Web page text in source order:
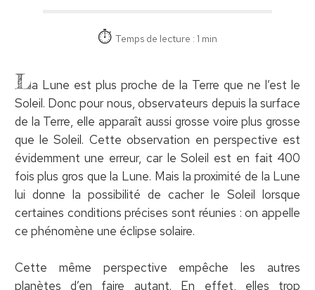
Temps de lecture : 1 min
La Lune est plus proche de la Terre que ne l’est le
Soleil. Donc pour nous, observateurs depuis la surface
de la Terre, elle apparaît aussi grosse voire plus grosse
que le Soleil. Cette observation en perspective est
évidemment une erreur, car le Soleil est en fait 400
fois plus gros que la Lune. Mais la proximité de la Lune
lui donne la possibilité de cacher le Soleil lorsque
certaines conditions précises sont réunies : on appelle
ce phénomène une éclipse solaire.
Cette même perspective empêche les autres
planètes d’en faire autant. En effet, elles trop